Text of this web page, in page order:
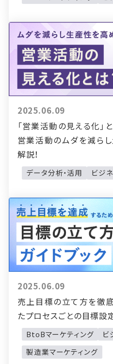
2025.06.09
「営業活動の見える化」
営業活動のムダを減ら
解説！
データ分析・活用 ビジ
2025.06.09
売上目標の立て方を徹
たプロセスごとの目標設
BtoBマーケティング ビ
製造業マーケティング